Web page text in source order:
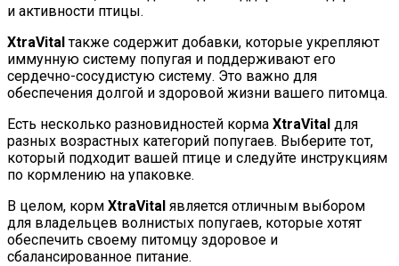
и активности птицы.
XtraVitalтакже содержит добавки, которые укрепляют
иммунную систему попугая и поддерживают его
сердечно-сосудистую систему. Это важно для
обеспечения долгой и здоровой жизни вашего питомца.
Есть несколько разновидностей корма XtraVital для
разных возрастных категорий попугаев. Выберите тот,
который подходит вашей птице и следуйте инструкциям
по кормлению на упаковке.
В целом, корм XtraVital является отличным выбором
для владельцев волнистых попугаев, которые хотят
обеспечить своему питомцу здоровое и
сбалансированное питание.